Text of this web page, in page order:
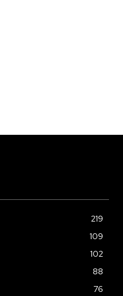
219
109
102
88
76